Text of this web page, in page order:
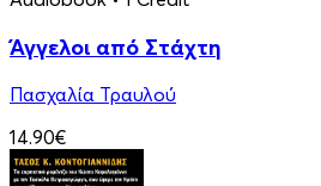
Άγγελοι από Στάχτη
Πασχαλία Τραυλού
14.90€